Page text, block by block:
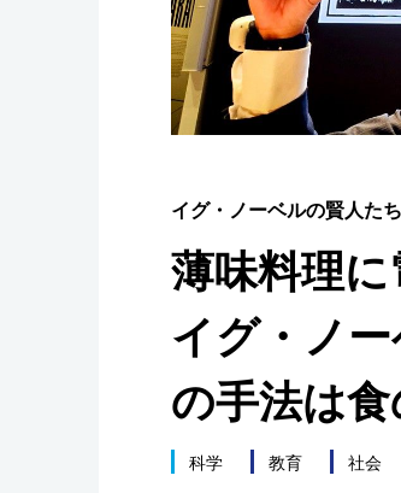
スポーツ・東京2020
イグ・ノーベルの賢人た
薄味料理
イグ・ノ
の手法は
科学 教育 社会